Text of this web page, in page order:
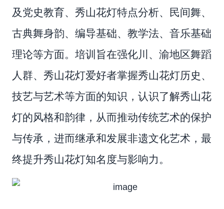
及党史教育、秀山花灯特点分析、民间舞、
古典舞身韵、编导基础、教学法、音乐基础
理论等方面。培训旨在强化川、渝地区舞蹈
人群、秀山花灯爱好者掌握秀山花灯历史、
技艺与艺术等方面的知识，认识了解秀山花
灯的风格和韵律，从而推动传统艺术的保护
与传承，进而继承和发展非遗文化艺术，最
终提升秀山花灯知名度与影响力。